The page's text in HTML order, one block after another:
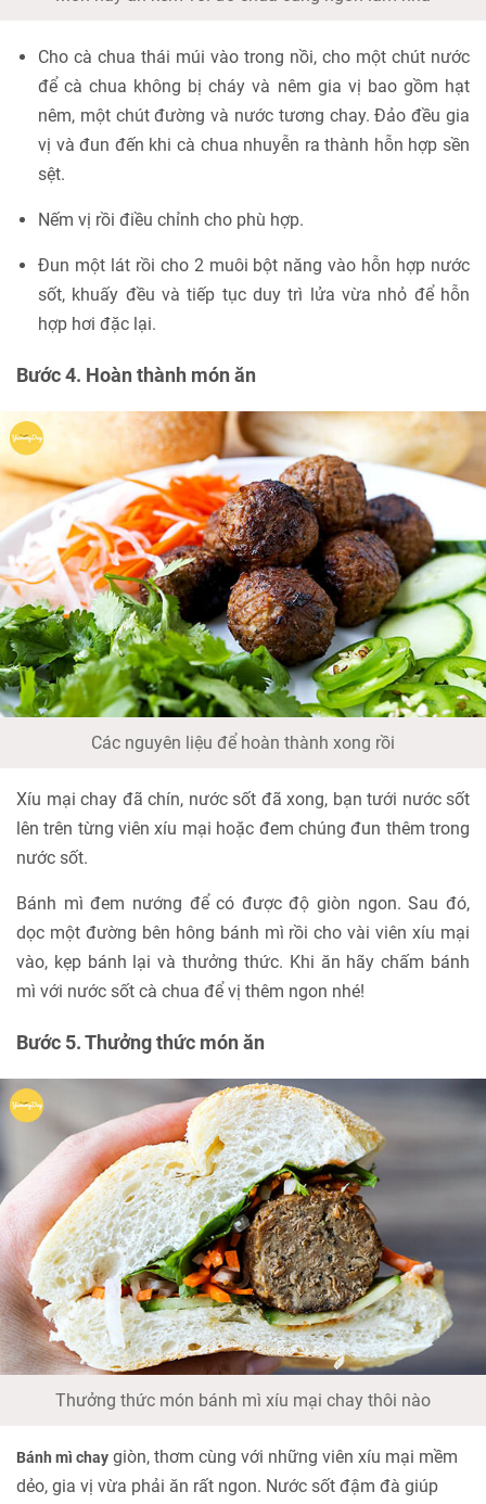
Cho cà chua thái múi vào trong nồi, cho một chút nước
để cà chua không bị cháy và nêm gia vị bao gồm hạt
nêm, một chút đường và nước tương chay. Đảo đều gia
vị và đun đến khi cà chua nhuyễn ra thành hỗn hợp sền
sệt.
Nếm vị rồi điều chỉnh cho phù hợp.
Đun một lát rồi cho 2 muôi bột năng vào hỗn hợp nước
sốt, khuấy đều và tiếp tục duy trì lửa vừa nhỏ để hỗn
hợp hơi đặc lại.
Bước 4. Hoàn thành món ăn
Các nguyên liệu để hoàn thành xong rồi
Xíu mại chay đã chín, nước sốt đã xong, bạn tưới nước sốt
lên trên từng viên xíu mại hoặc đem chúng đun thêm trong
nước sốt.
Bánh mì đem nướng để có được độ giòn ngon. Sau đó,
dọc một đường bên hông bánh mì rồi cho vài viên xíu mại
vào, kẹp bánh lại và thưởng thức. Khi ăn hãy chấm bánh
mì với nước sốt cà chua để vị thêm ngon nhé!
Bước 5. Thưởng thức món ăn
Thưởng thức món bánh mì xíu mại chay thôi nào
Bánh mì chay giòn, thơm cùng với những viên xíu mại mềm
dẻo, gia vị vừa phải ăn rất ngon. Nước sốt đậm đà giúp